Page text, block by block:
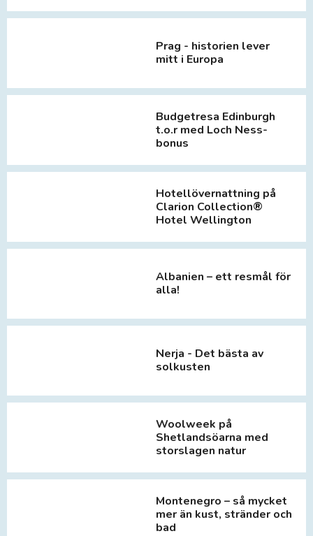
Prag - historien lever
mitt i Europa
Budgetresa Edinburgh
t.o.r med Loch Ness-
bonus
Hotellövernattning på
Clarion Collection®
Hotel Wellington
Albanien – ett resmål för
alla!
Nerja - Det bästa av
solkusten
Woolweek på
Shetlandsöarna med
storslagen natur
Montenegro – så mycket
mer än kust, stränder och
bad